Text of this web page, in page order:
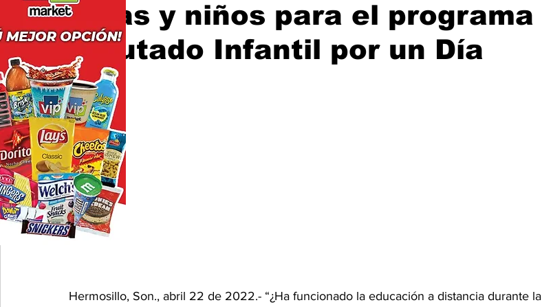
niñas y niños para el programa
Diputado Infantil por un Día
Hermosillo, Son., abril 22 de 2022.- “¿Ha funcionado la educación a distancia durante la